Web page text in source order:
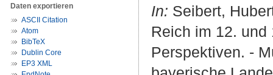
Daten exportieren
ASCII Citation
Atom
BibTeX
Dublin Core
EP3 XML
In: Seibert,
Reich im 12.
Perspektiven. -